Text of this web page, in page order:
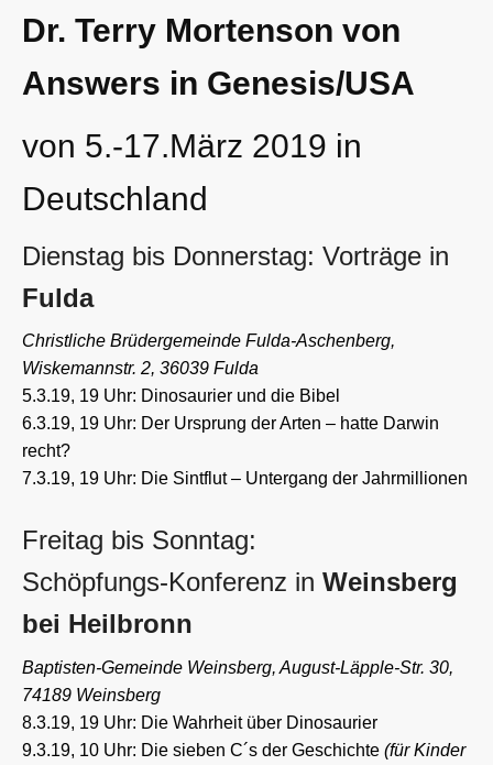
Dr. Terry Mortenson von
Answers in Genesis/USA
von 5.-17.März 2019 in
Deutschland
Dienstag bis Donnerstag: Vorträge in
Fulda
Christliche Brüdergemeinde Fulda-Aschenberg,
Wiskemannstr. 2, 36039 Fulda
5.3.19, 19 Uhr: Dinosaurier und die Bibel
6.3.19, 19 Uhr: Der Ursprung der Arten – hatte Darwin
recht?
7.3.19, 19 Uhr: Die Sintflut – Untergang der Jahrmillionen
Freitag bis Sonntag:
Schöpfungs-Konferenz in Weinsberg
bei Heilbronn
Baptisten-Gemeinde Weinsberg, August-Läpple-Str. 30,
74189 Weinsberg
8.3.19, 19 Uhr: Die Wahrheit über Dinosaurier
9.3.19, 10 Uhr: Die sieben C´s der Geschichte (für Kinder